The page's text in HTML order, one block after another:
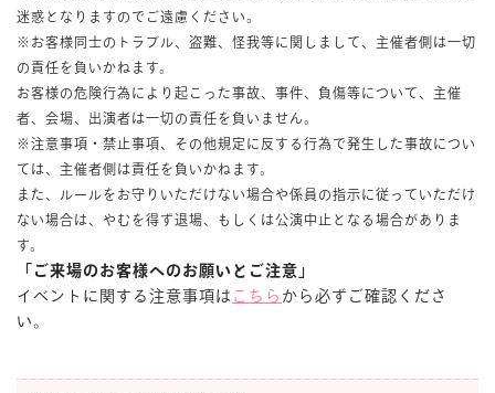
迷惑となりますのでご遠慮ください。
※お客様同士のトラブル、盗難、怪我等に関しまして、主催者側は一切
の責任を負いかねます。
お客様の危険行為により起こった事故、事件、負傷等について、主催
者、会場、出演者は一切の責任を負いません。
※注意事項・禁止事項、その他規定に反する行為で発生した事故につい
ては、主催者側は責任を負いかねます。
また、ルールをお守りいただけない場合や係員の指示に従っていただけ
ない場合は、やむを得ず退場、もしくは公演中止となる場合がありま
す。
「ご来場のお客様へのお願いとご注意」
イベントに関する注意事項は こちら から必ずご確認くださ
い。